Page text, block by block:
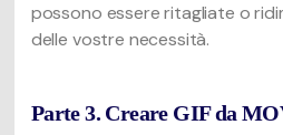
possono essere ritagliate o
delle vostre necessità.
Parte 3. Creare GIF da